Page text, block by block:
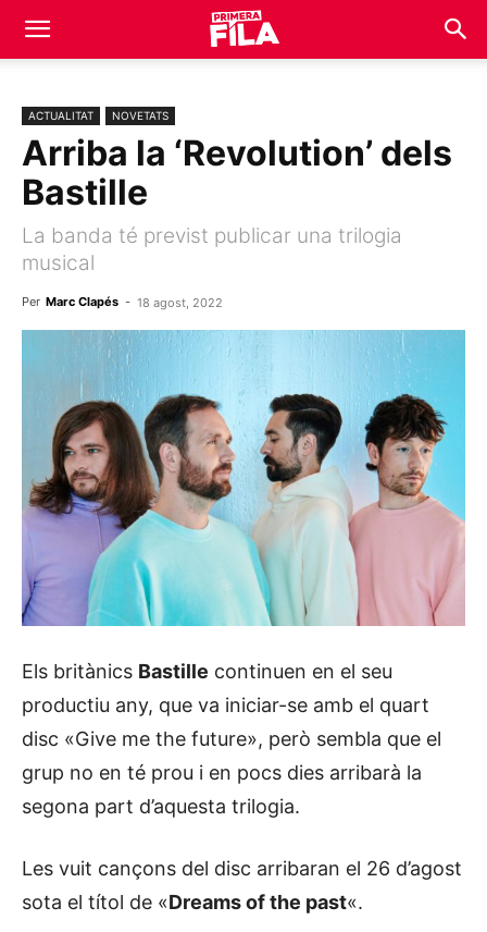
ACTUALITAT NOVETATS
Arriba la ‘Revolution’ dels
Bastille
La banda té previst publicar una trilogia
musical
Per Marc Clapés - 18 agost, 2022
Els britànics Bastille continuen en el seu
productiu any, que va iniciar-se amb el quart
disc «Give me the future», però sembla que el
grup no en té prou i en pocs dies arribarà la
segona part d’aquesta trilogia.
Les vuit cançons del disc arribaran el 26 d’agost
sota el títol de «Dreams of the past«.